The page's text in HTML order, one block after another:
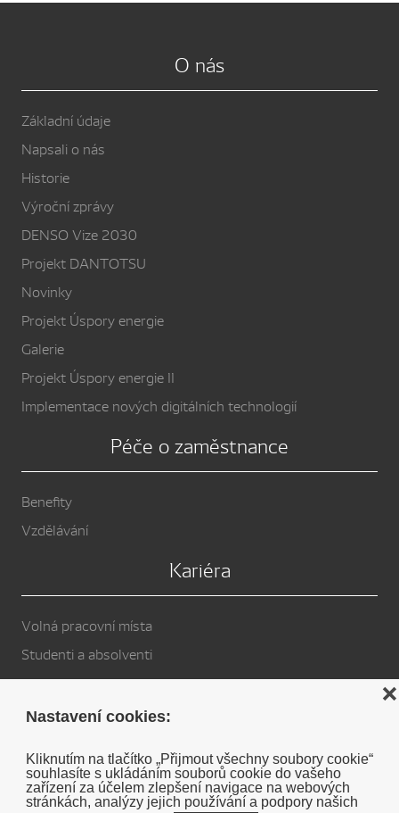
Nastavení cookies:
Kliknutím na tlačítko „Přijmout všechny soubory cookie“
souhlasíte s ukládáním souborů cookie do vašeho
zařízení za účelem zlepšení navigace na webových
stránkách, analýzy jejich používání a podpory našich
❌
O nás
Základní údaje
Napsali o nás
Historie
Výroční zprávy
DENSO Vize 2030
Projekt DANTOTSU
Novinky
Projekt Úspory energie
Galerie
Projekt Úspory energie II
Implementace nových digitálních technologií
Péče o zaměstnance
Benefity
Vzdělávání
Kariéra
Volná pracovní místa
Studenti a absolventi
Cookies
Soukromé prohlášení o vyloučení odpovědnosti DENSO